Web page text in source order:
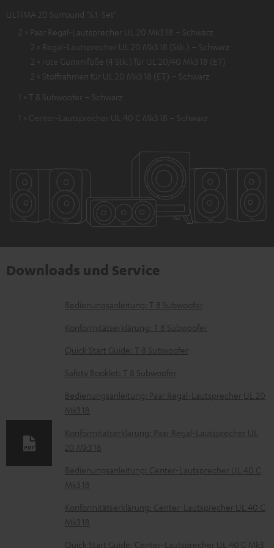
ULTIMA 20 Surround "5.1-Set"
2 × Paar Regal-Lautsprecher UL 20 Mk3 18 – Schwarz
2 × Regal-Lautsprecher UL 20 Mk3 18 (Stk.) – Schwarz
2 × rote Gummifüße (4 Stk.) für UL 20/40 Mk3 18 (ET)
2 × Stoffrahmen für UL 20 Mk3 18 (ET) – Schwarz
1 × T 8 Subwoofer – Schwarz
1 × Center-Lautsprecher UL 40 C Mk3 18 – Schwarz
Downloads und Service
D
o
m
e
n
t
e
z
u
m
H
Bedienungsanleitung: T 8 Subwoofer
Konformitätserklärung: T 8 Subwoofer
Quick Start Guide: T 8 Subwoofer
Safety Booklet: T 8 Subwoofer
Bedienungsanleitung: Paar Regal-Lautsprecher UL 20
Mk3 18
Konformitätserklärung: Paar Regal-Lautsprecher UL
20 Mk3 18
Bedienungsanleitung: Center-Lautsprecher UL 40 C
Mk3 18
Konformitätserklärung: Center-Lautsprecher UL 40 C
Mk3 18
Quick Start Guide: Center-Lautsprecher UL 40 C Mk3